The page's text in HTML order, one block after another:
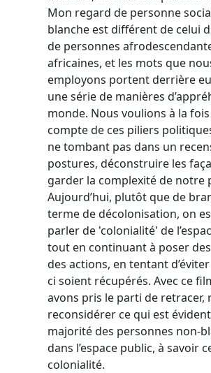
Mon regard de personne
blanche est différent de celui
de personnes
africaines, et les mots que
employons portent derrière
une série de manières
monde. Nous voulions à la
compte de ces piliers
ne tombant pas dans un
postures, déconstruire les
garder la complexité de notre
Aujourd’hui, plutôt que de
terme de décolonisation, on
parler de 'colonialité' de
tout en continuant à poser
des actions, en tentant
ci soient récupérés. Avec ce
avons pris le parti de retracer,
reconsidérer ce qui est
majorité des personnes non-
dans l’espace public, à savoir
colonialité.